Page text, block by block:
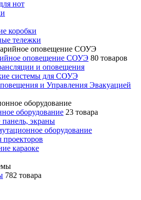
нот
коробки
тележки
оповещение СОУЭ 80 товаров
и оповещения
системы для СОУЭ
и Управления Эвакуацией
оборудование 23 товара
экраны
оборудование
караоке
782 товара